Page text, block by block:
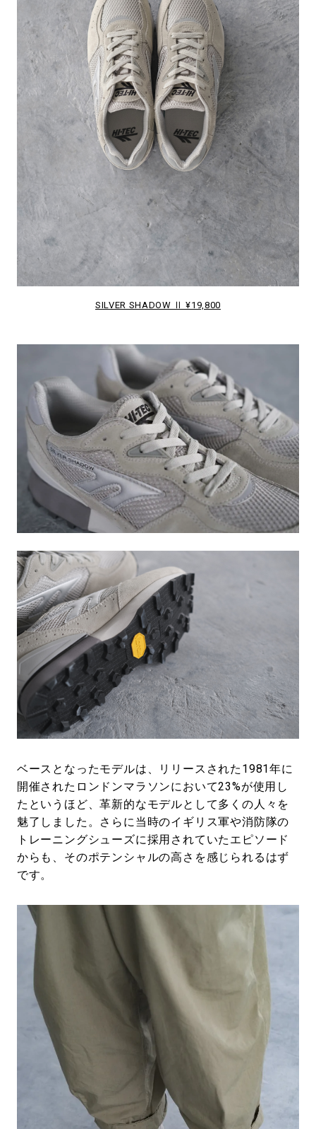
SILVER SHADOW Ⅱ ¥19,800
ベースとなったモデルは、リリースされた1981年に
開催されたロンドンマラソンにおいて23%が使用し
たというほど、革新的なモデルとして多くの人々を
魅了しました。さらに当時のイギリス軍や消防隊の
トレーニングシューズに採用されていたエピソード
からも、そのポテンシャルの高さを感じられるはず
です。